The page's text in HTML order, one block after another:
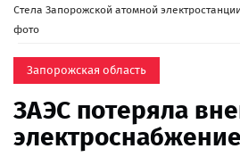
Стела Запорожской атомной
фото
Запорожская область
ЗАЭС потеряла
электроснабжение